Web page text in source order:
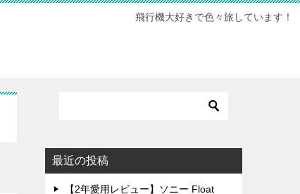
飛行機大好きで色々旅しています！
最近の投稿
【2年愛用レビュー】ソニー Float